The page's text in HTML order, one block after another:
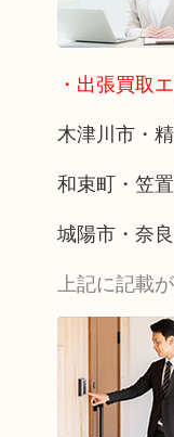
・出張買取
木津川市・
和束町・笠
城陽市・奈
上記に記載